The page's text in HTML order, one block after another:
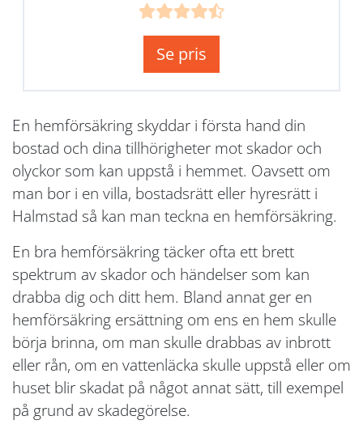
Se pris
En hemförsäkring skyddar i första hand din
bostad och dina tillhörigheter mot skador och
olyckor som kan uppstå i hemmet. Oavsett om
man bor i en villa, bostadsrätt eller hyresrätt i
Halmstad så kan man teckna en hemförsäkring.
En bra hemförsäkring täcker ofta ett brett
spektrum av skador och händelser som kan
drabba dig och ditt hem. Bland annat ger en
hemförsäkring ersättning om ens en hem skulle
börja brinna, om man skulle drabbas av inbrott
eller rån, om en vattenläcka skulle uppstå eller om
huset blir skadat på något annat sätt, till exempel
på grund av skadegörelse.